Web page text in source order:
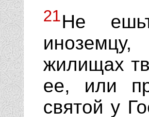
21Не
жилищах
ее, или
святой у